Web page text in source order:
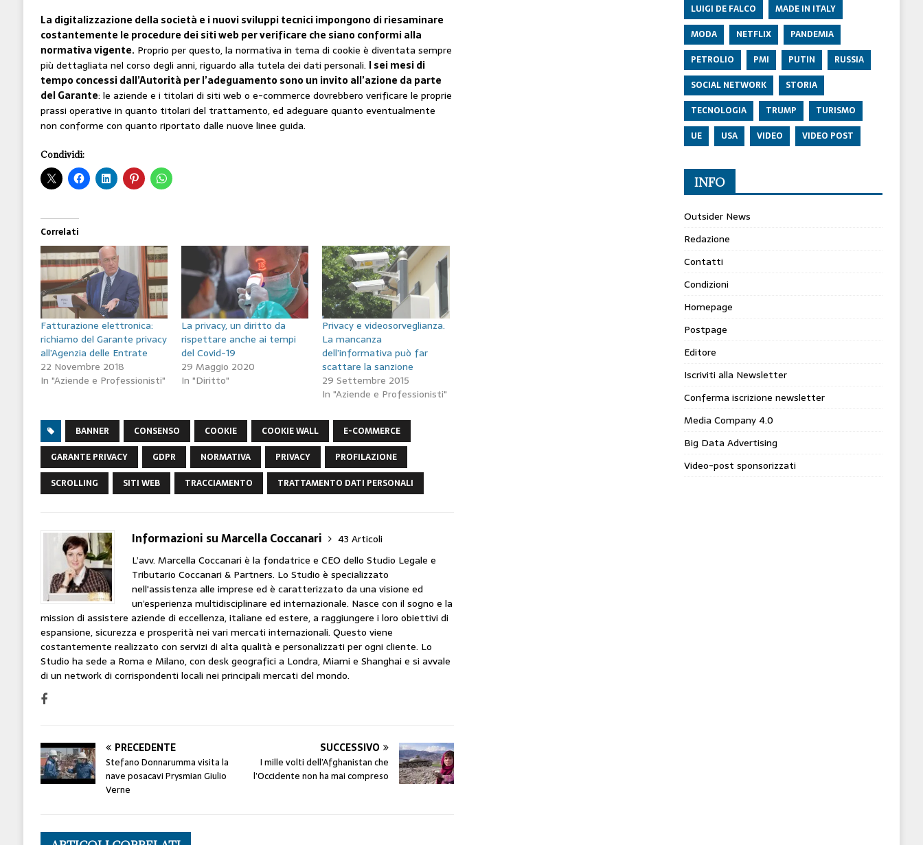
La digitalizzazione della società e i nuovi sviluppi tecnici impongono di riesaminare
costantemente le procedure dei siti web per verificare che siano conformi alla
normativa vigente.Proprio per questo, la normativa in tema di cookie è diventata sempre
più dettagliata nel corso degli anni, riguardo alla tutela dei dati personali. I sei mesi di
tempo concessi dall’Autorità per l’adeguamento sono un invito all’azione da parte
del Garante: le aziende e i titolari di siti web o e-commerce dovrebbero verificare le proprie
prassi operative in quanto titolari del trattamento, ed adeguare quanto eventualmente
non conforme con quanto riportato dalle nuove linee guida.
Condividi:
Correlati
Fatturazione elettronica:
richiamo del Garante privacy
all’Agenzia delle Entrate
22 Novembre 2018
In "Aziende e Professionisti"
La privacy, un diritto da
rispettare anche ai tempi
del Covid-19
29 Maggio 2020
In "Diritto"
Privacy e videosorveglianza.
La mancanza
dell’informativa può far
scattare la sanzione
29 Settembre 2015
In "Aziende e Professionisti"
BANNER CONSENSO COOKIE COOKIE WALL
E-COMMERCE
GARANTE PRIVACY
GDPR NORMATIVA PRIVACY
PROFILAZIONE
SCROLLING
SITI WEB TRACCIAMENTO TRATTAMENTO DATI PERSONALI
Informazioni su Marcella Coccanari
43 Articoli
L’avv. Marcella Coccanari è la fondatrice e CEO dello Studio Legale e
Tributario Coccanari & Partners. Lo Studio è specializzato
nell'assistenza alle imprese ed è caratterizzato da una visione ed
un’esperienza multidisciplinare ed internazionale. Nasce con il sogno e la
mission di assistere aziende di eccellenza, italiane ed estere, a raggiungere i loro obiettivi di
espansione, sicurezza e prosperità nei vari mercati internazionali. Questo viene
costantemente realizzato con servizi di alta qualità e personalizzati per ogni cliente. Lo
Studio ha sede a Roma e Milano, con desk geografici a Londra, Miami e Shanghai e si avvale
di un network di corrispondenti locali nei principali mercati del mondo.
PRECEDENTE
Stefano Donnarumma visita la
nave posacavi Prysmian Giulio
Verne
SUCCESSIVO
I mille volti dell’Afghanistan che
l’Occidente non ha mai compreso
LUIGI DE FALCO
MADE IN ITALY
MODA
NETFLIX
PANDEMIA
PETROLIO
PMI PUTIN
RUSSIA
SOCIAL NETWORK
STORIA
TECNOLOGIA
TRUMP
TURISMO
UE
USA VIDEO VIDEO POST
INFO
Outsider News
Redazione
Contatti
Condizioni
Homepage
Postpage
Editore
Iscriviti alla Newsletter
Conferma iscrizione newsletter
Media Company 4.0
Big Data Advertising
Video-post sponsorizzati